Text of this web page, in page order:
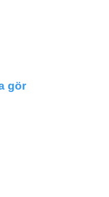
gör